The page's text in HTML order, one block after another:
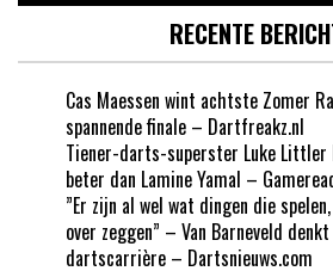
RECENTE
Cas Maessen wint achtste Zomer
spannende finale – Dartfreakz.nl
Tiener-darts-superster Luke Littler
beter dan Lamine Yamal –
”Er zijn al wel wat dingen die
over zeggen” – Van Barneveld
dartscarrière – Dartsnieuws.com